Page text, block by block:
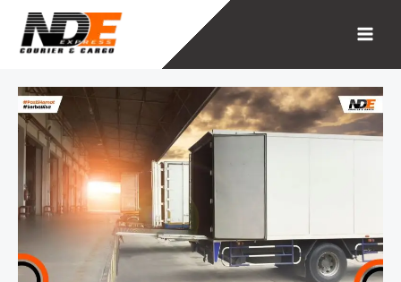
content